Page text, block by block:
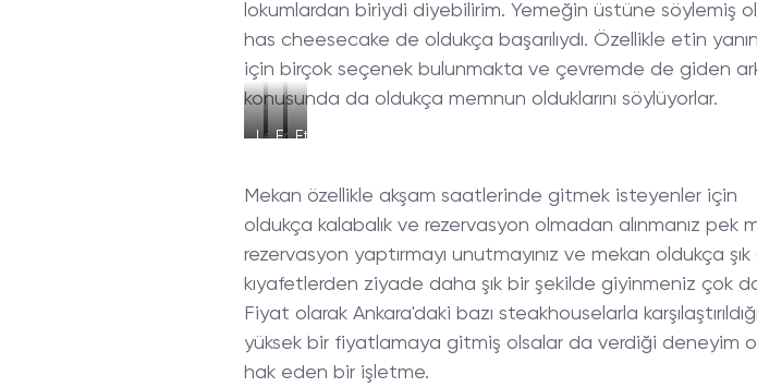
lokumlardan biriydi diyebilirim. Yemeğin üstüne söylemiş
has cheesecake de oldukça başarılıydı. Özellikle etin
için birçok seçenek bulunmakta ve çevremde de giden
konusunda da oldukça memnun olduklarını söylüyorlar.
LezizEnfes
Et
Mekan özellikle akşam saatlerinde gitmek isteyenler için
oldukça kalabalık ve rezervasyon olmadan alınmanız pek
rezervasyon yaptırmayı unutmayınız ve mekan oldukça
kıyafetlerden ziyade daha şık bir şekilde giyinmeniz çok
Fiyat olarak Ankara'daki bazı steakhouselarla
yüksek bir fiyatlamaya gitmiş olsalar da verdiği deneyim
hak eden bir işletme.